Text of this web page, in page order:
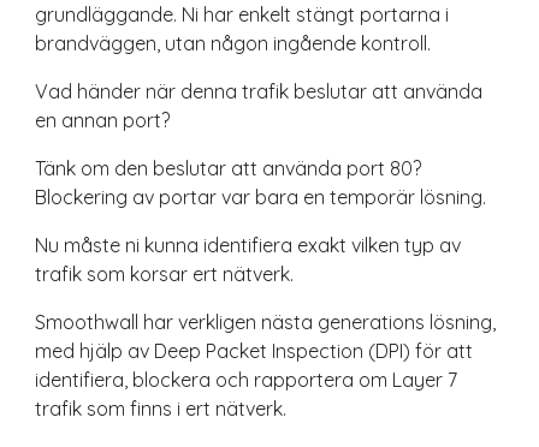
grundläggande. Ni har enkelt stängt portarna i
brandväggen, utan någon ingående kontroll.
Vad händer när denna trafik beslutar att använda
en annan port?
Tänk om den beslutar att använda port 80?
Blockering av portar var bara en temporär lösning.
Nu måste ni kunna identifiera exakt vilken typ av
trafik som korsar ert nätverk.
Smoothwall har verkligen nästa generations lösning,
med hjälp av Deep Packet Inspection (DPI) för att
identifiera, blockera och rapportera om Layer 7
trafik som finns i ert nätverk.